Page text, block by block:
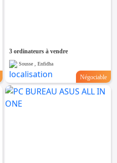
3 ordinateurs à vendre
Sousse , Enfidha
Négociable